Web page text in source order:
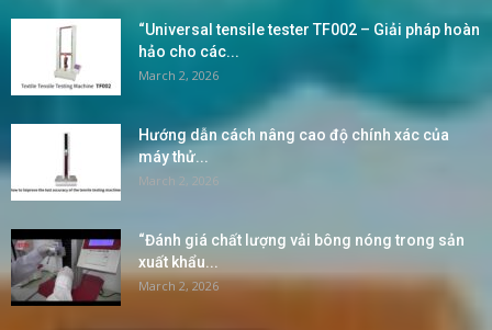
“Universal tensile tester TF002 – Giải pháp hoàn
hảo cho các...
March 2, 2026
Hướng dẫn cách nâng cao độ chính xác của
máy thử...
March 2, 2026
“Đánh giá chất lượng vải bông nóng trong sản
xuất khẩu...
March 2, 2026